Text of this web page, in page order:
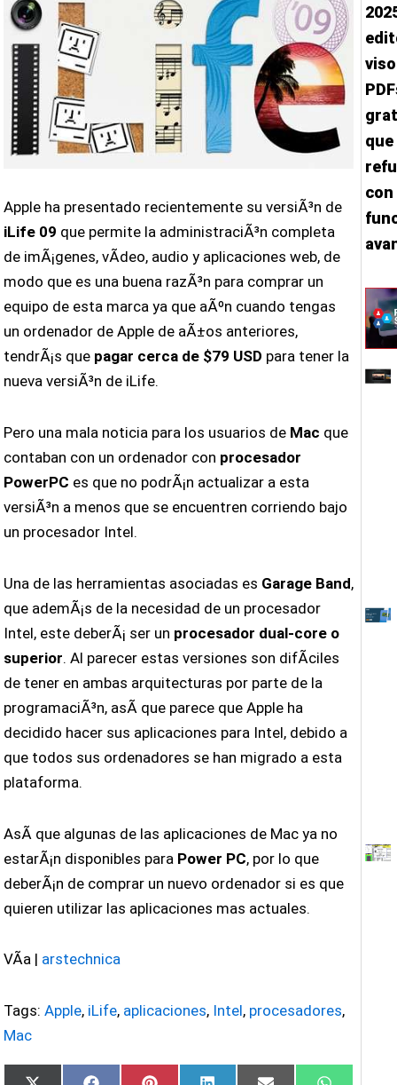
Apple ha presentado recientemente su versiÃ³n de
iLife 09 que permite la administraciÃ³n completa
de imÃ¡genes, vÃ­deo, audio y aplicaciones web, de
modo que es una buena razÃ³n para comprar un
equipo de esta marca ya que aÃºn cuando tengas
un ordenador de Apple de aÃ±os anteriores,
tendrÃ¡s que pagar cerca de $79 USD para tener la
nueva versiÃ³n de iLife.
Pero una mala noticia para los usuarios de Mac que
contaban con un ordenador con procesador
PowerPC es que no podrÃ¡n actualizar a esta
versiÃ³n a menos que se encuentren corriendo bajo
un procesador Intel.
Una de las herramientas asociadas es Garage Band,
que ademÃ¡s de la necesidad de un procesador
Intel, este deberÃ¡ ser un procesador dual-core o
superior. Al parecer estas versiones son difÃ­ciles
de tener en ambas arquitecturas por parte de la
programaciÃ³n, asÃ­ que parece que Apple ha
decidido hacer sus aplicaciones para Intel, debido a
que todos sus ordenadores se han migrado a esta
plataforma.
AsÃ­ que algunas de las aplicaciones de Mac ya no
estarÃ¡n disponibles para Power PC, por lo que
deberÃ¡n de comprar un nuevo ordenador si es que
quieren utilizar las aplicaciones mas actuales.
VÃ­a | arstechnica
Tags:Apple, iLife, aplicaciones, Intel, procesadores,
Mac
que
con